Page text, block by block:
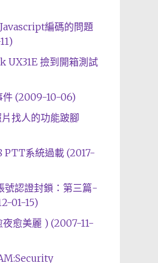
編碼的問題
UX31E 撿到開箱測試
件 (2009-10-06)
找人的功能跛腳
PTT系統過載 (2017-
號認證封鎖：第三篇-
01-15)
愈美麗 ) (2007-11-